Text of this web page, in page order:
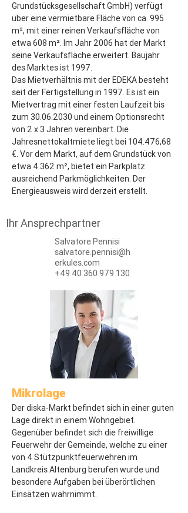
Grundstücksgesellschaft GmbH) verfügt
über eine vermietbare Fläche von ca. 995
m², mit einer reinen Verkaufsfläche von
etwa 608 m². Im Jahr 2006 hat der Markt
seine Verkaufsfläche erweitert. Baujahr
des Marktes ist 1997.
Das Mietverhältnis mit der EDEKA besteht
seit der Fertigstellung in 1997. Es ist ein
Mietvertrag mit einer festen Laufzeit bis
zum 30.06.2030 und einem Optionsrecht
von 2 x 3 Jahren vereinbart. Die
Jahresnettokaltmiete liegt bei 104.476,68
€. Vor dem Markt, auf dem Grundstück von
etwa 4.362 m², bietet ein Parkplatz
ausreichend Parkmöglichkeiten. Der
Energieausweis wird derzeit erstellt.
Ihr Ansprechpartner
Salvatore Pennisi
salvatore.pennisi@h
erkules.com
+49 40 360 979 130
Mikrolage
Der diska-Markt befindet sich in einer guten
Lage direkt in einem Wohngebiet.
Gegenüber befindet sich die freiwillige
Feuerwehr der Gemeinde, welche zu einer
von 4 Stützpunktfeuerwehren im
Landkreis Altenburg berufen wurde und
besondere Aufgaben bei überörtlichen
Einsätzen wahrnimmt.